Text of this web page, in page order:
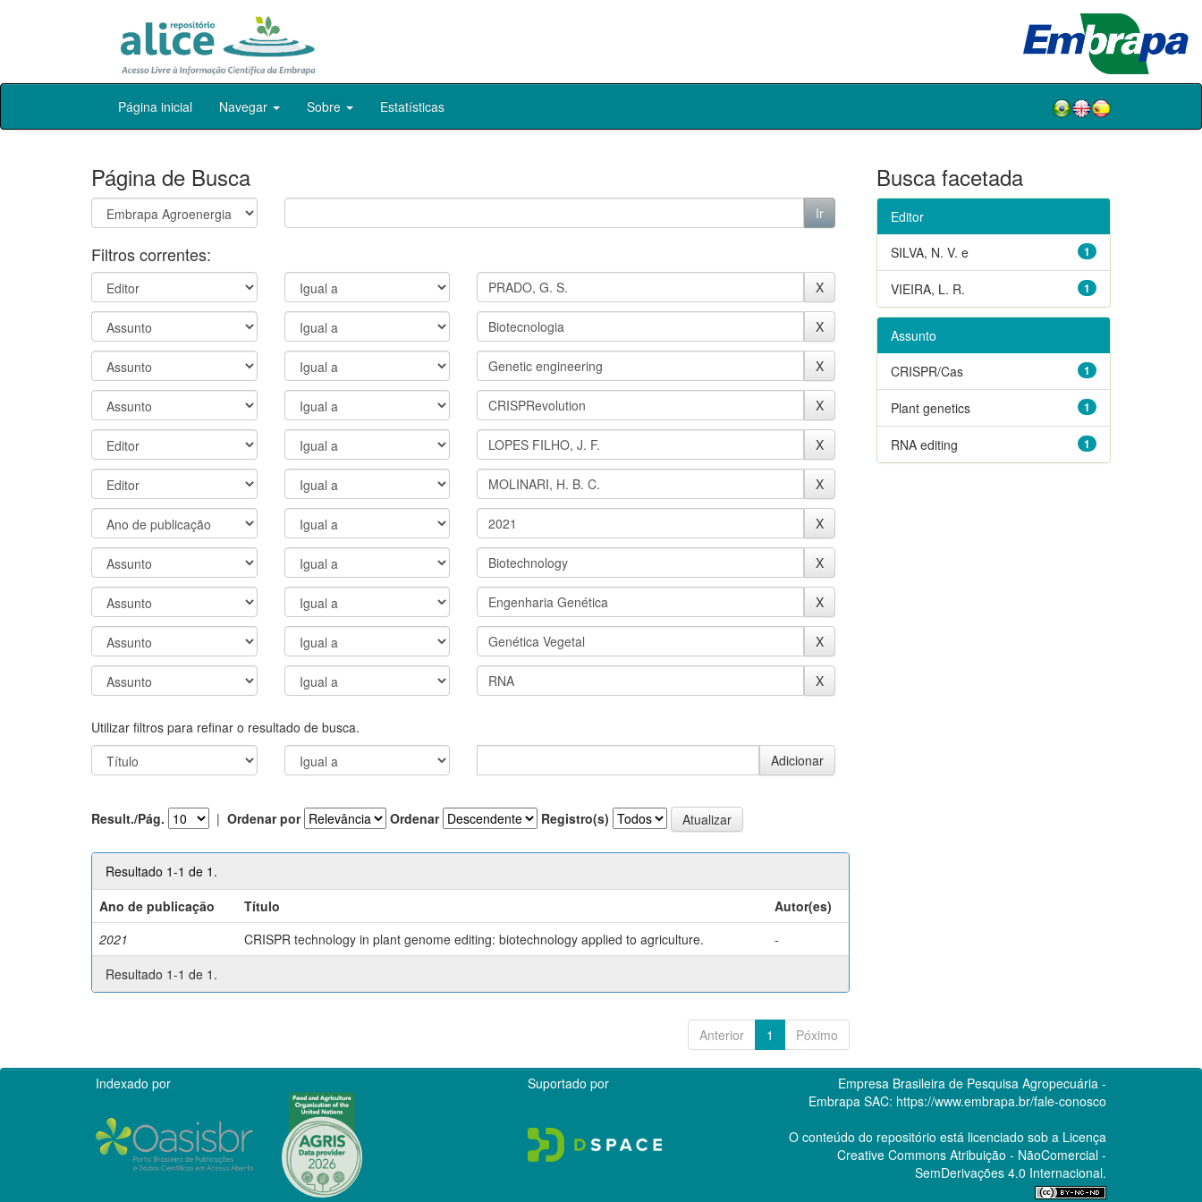
Skip
Página inicial Navegar Sobre Estatísticas
Página de Busca
Filtros correntes:
Utilizar filtros para refinar o resultado de busca.
Result./Pág. | Ordenar por Ordenar Registro(s)
Resultado 1-1 de 1.
Ano de publicação
Título
Autor(es)
2021
CRISPR technology in plant genome editing: biotechnology applied to agriculture.
-
Resultado 1-1 de 1.
Anterior 1 Póximo
Busca facetada
Editor
1
SILVA, N. V. e
1
VIEIRA, L. R.
Assunto
1
CRISPR/Cas
1
Plant genetics
1
RNA editing
Indexado por Suportado por
Empresa Brasileira de Pesquisa Agropecuária -
Embrapa SAC: https://www.embrapa.br/fale-conosco
O conteúdo do repositório está licenciado sob a Licença
Creative CommonsAtribuição - NãoComercial -
SemDerivações 4.0 Internacional.